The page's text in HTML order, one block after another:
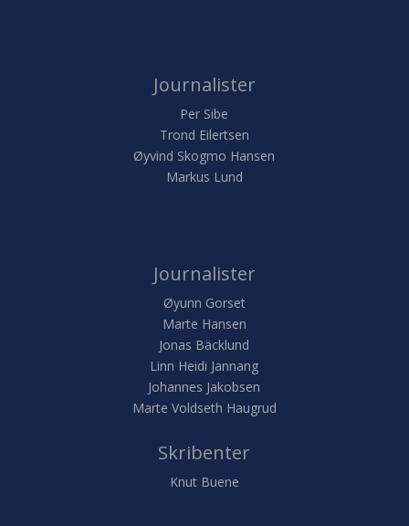
Journalister
Per Sibe
Trond Eilertsen
Øyvind Skogmo Hansen
Markus Lund
Journalister
Øyunn Gorset
Marte Hansen
Jonas Bäcklund
Linn Heidi Jannang
Johannes Jakobsen
Marte Voldseth Haugrud
Skribenter
Knut Buene